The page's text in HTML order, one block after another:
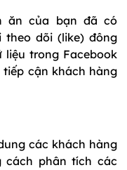
ăn của bạn đã có
theo dõi (like) đông
trong Facebook
cận khách hàng
các khách hàng
cách phân tích các